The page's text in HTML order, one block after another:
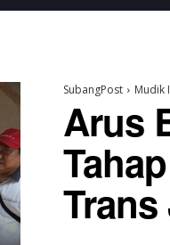
SUBANG UPDATE
Empat Kades di
Penataan Batas
SubangPost Mudik
Arus
Trans